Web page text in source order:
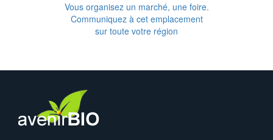
Vous organisez un marché, une foire.
Communiquez à cet emplacement
sur toute votre région